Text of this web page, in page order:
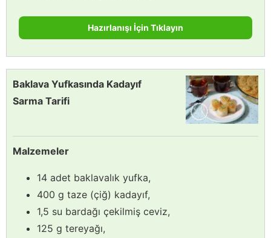
Hazırlanışı İçin Tıklayın
Baklava Yufkasında Kadayıf
Sarma Tarifi
Malzemeler
14 adet baklavalık yufka,
400 g taze (çiğ) kadayıf,
1,5 su bardağı çekilmiş ceviz,
125 g tereyağı,